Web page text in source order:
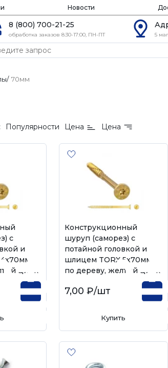
Новости
8 (800) 700-21-25
обработка заказов 8:30-17:00, ПН-ПТ 5
/ 70мм
Популярности Цена Цена
с
и
цинк
Конструкционный
шуруп (саморез) с
потайной головкой и
шлицем TORX 5х70мм
по дереву, желтый цинк
7,00 ₽/шт
Купить